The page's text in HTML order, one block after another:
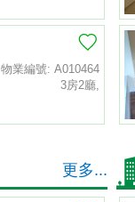
物業編號: A010464
3房2廳,
更多...